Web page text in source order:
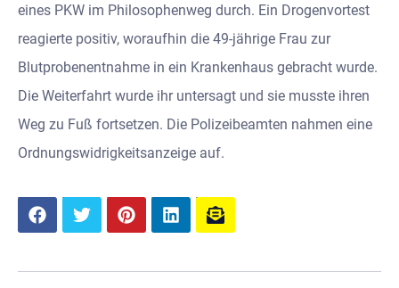
eines PKW im Philosophenweg durch. Ein Drogenvortest
reagierte positiv, woraufhin die 49-jährige Frau zur
Blutprobenentnahme in ein Krankenhaus gebracht wurde.
Die Weiterfahrt wurde ihr untersagt und sie musste ihren
Weg zu Fuß fortsetzen. Die Polizeibeamten nahmen eine
Ordnungswidrigkeitsanzeige auf.